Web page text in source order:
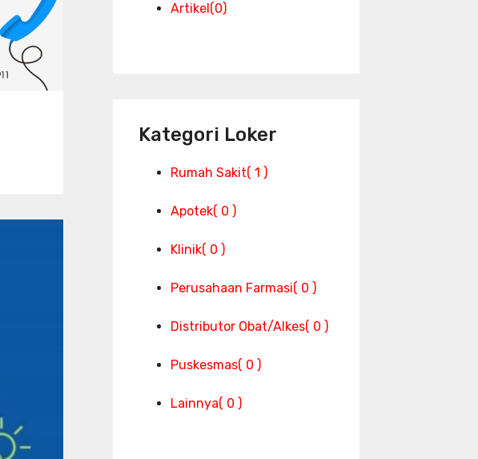
Artikel(0)
Kategori Loker
Rumah Sakit( 1 )
Apotek( 0 )
Klinik( 0 )
Perusahaan Farmasi( 0 )
Distributor Obat/Alkes( 0 )
Puskesmas( 0 )
Lainnya( 0 )